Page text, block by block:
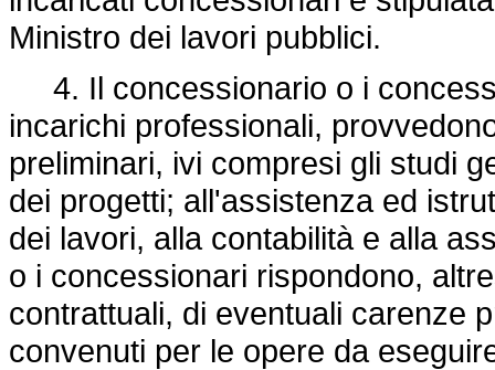
Ministro dei lavori pubblici.
4. Il concessionario o i
incarichi professionali,
preliminari, ivi compresi gli studi
dei progetti; all'assistenza ed
dei lavori, alla contabilità e alla
o i concessionari rispondono,
contrattuali, di eventuali carenze
convenuti per le opere da